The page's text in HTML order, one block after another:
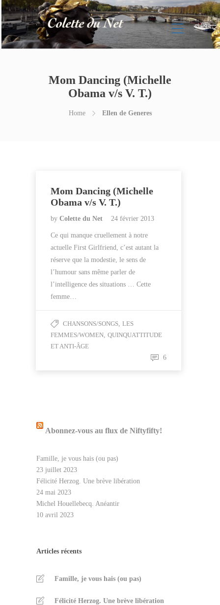
Mom Dancing (Michelle
Obama v/s V. T.)
Home Ellen de Generes
Mom Dancing (Michelle
Obama v/s V. T.)
by Colette du Net 24 février 2013
Ce qui manque cruellement à notre
actuelle First Girlfriend, c’est autant la
réserve que la modestie, le sens de
l’humour sans même parler de
l’intelligence des situations … Cette
femme…
CHANSONS/SONGS, LES
FEMMES/WOMEN, QUINQUATTITUDE
ET ANTI-ÂGE
6
Abonnez-vous au flux de Niftyfifty!
Famille, je vous hais (ou pas)
23 juillet 2023
Félicité Herzog. Une brève libération
24 mai 2023
Michel Houellebecq. Anéantir
10 avril 2023
Articles récents
Famille, je vous hais (ou pas)
Félicité Herzog. Une brève libération